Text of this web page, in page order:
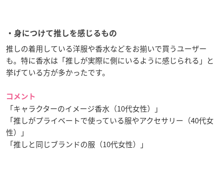
・身につけて推しを感じるもの
推しの着用している洋服や香水などをお揃いで買うユーザー
も。特に香水は「推しが実際に側にいるように感じられる」と
挙げている方が多かったです。
コメント
「キャラクターのイメージ香水（10代女性）」
「推しがプライベートで使っている服やアクセサリー（40代女
性）」
「推しと同じブランドの服（10代女性）」